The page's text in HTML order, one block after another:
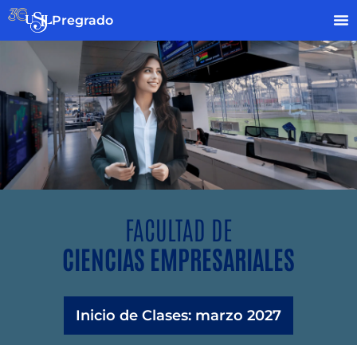
Pregrado
FACULTAD DE
CIENCIAS EMPRESARIALES
Inicio de Clases: marzo 2027